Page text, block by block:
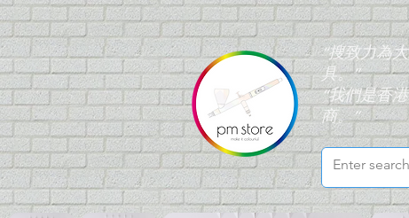
“搜致力為
具。”
“我們是香
商。”